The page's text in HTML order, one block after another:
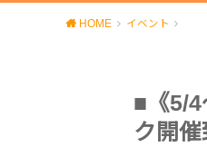
HOME イベント
■《5/
ク開